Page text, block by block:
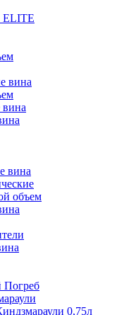
ELITE
вина
вина
объем
Погреб
0,75л